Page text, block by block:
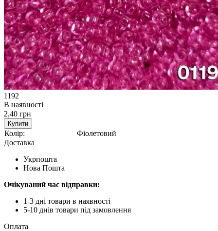
1192
В наявності
2,40 грн
Купити
Колір:
Фіолетовий
Доставка
Укрпошта
Нова Пошта
Очікуваний час відправки:
1-3 дні товари в наявності
5-10 днів товари під замовлення
Оплата